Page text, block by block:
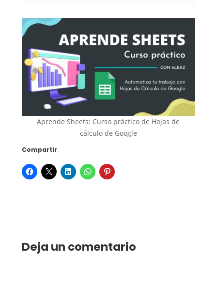
Aprende Sheets: Curso práctico de Hojas de
cálculo de Google
Compartir
Deja un comentario